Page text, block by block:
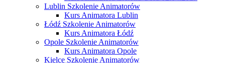
Lublin Szkolenie Animatorów
Kurs Animatora Lublin
Łódź Szkolenie Animatorów
Kurs Animatora Łódź
Opole Szkolenie Animatorów
Kurs Animatora Opole
Kielce Szkolenie Animatorów